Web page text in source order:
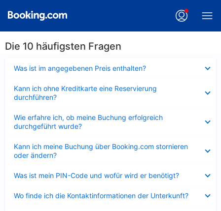
Die 10 häufigsten Fragen
Was ist im angegebenen Preis enthalten?
Kann ich ohne Kreditkarte eine Reservierung
durchführen?
Wie erfahre ich, ob meine Buchung erfolgreich
durchgeführt wurde?
Kann ich meine Buchung über Booking.com stornieren
oder ändern?
Was ist mein PIN-Code und wofür wird er benötigt?
Wo finde ich die Kontaktinformationen der Unterkunft?